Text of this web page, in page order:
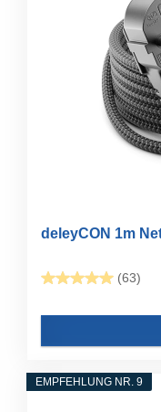
deleyCON 1m
(63)
EMPFEHLUNG NR. 9